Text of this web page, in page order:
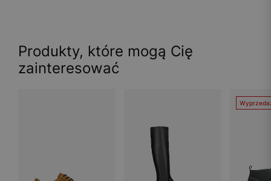
Produkty, które mogą Cię
zainteresować